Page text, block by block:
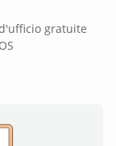
gratuite